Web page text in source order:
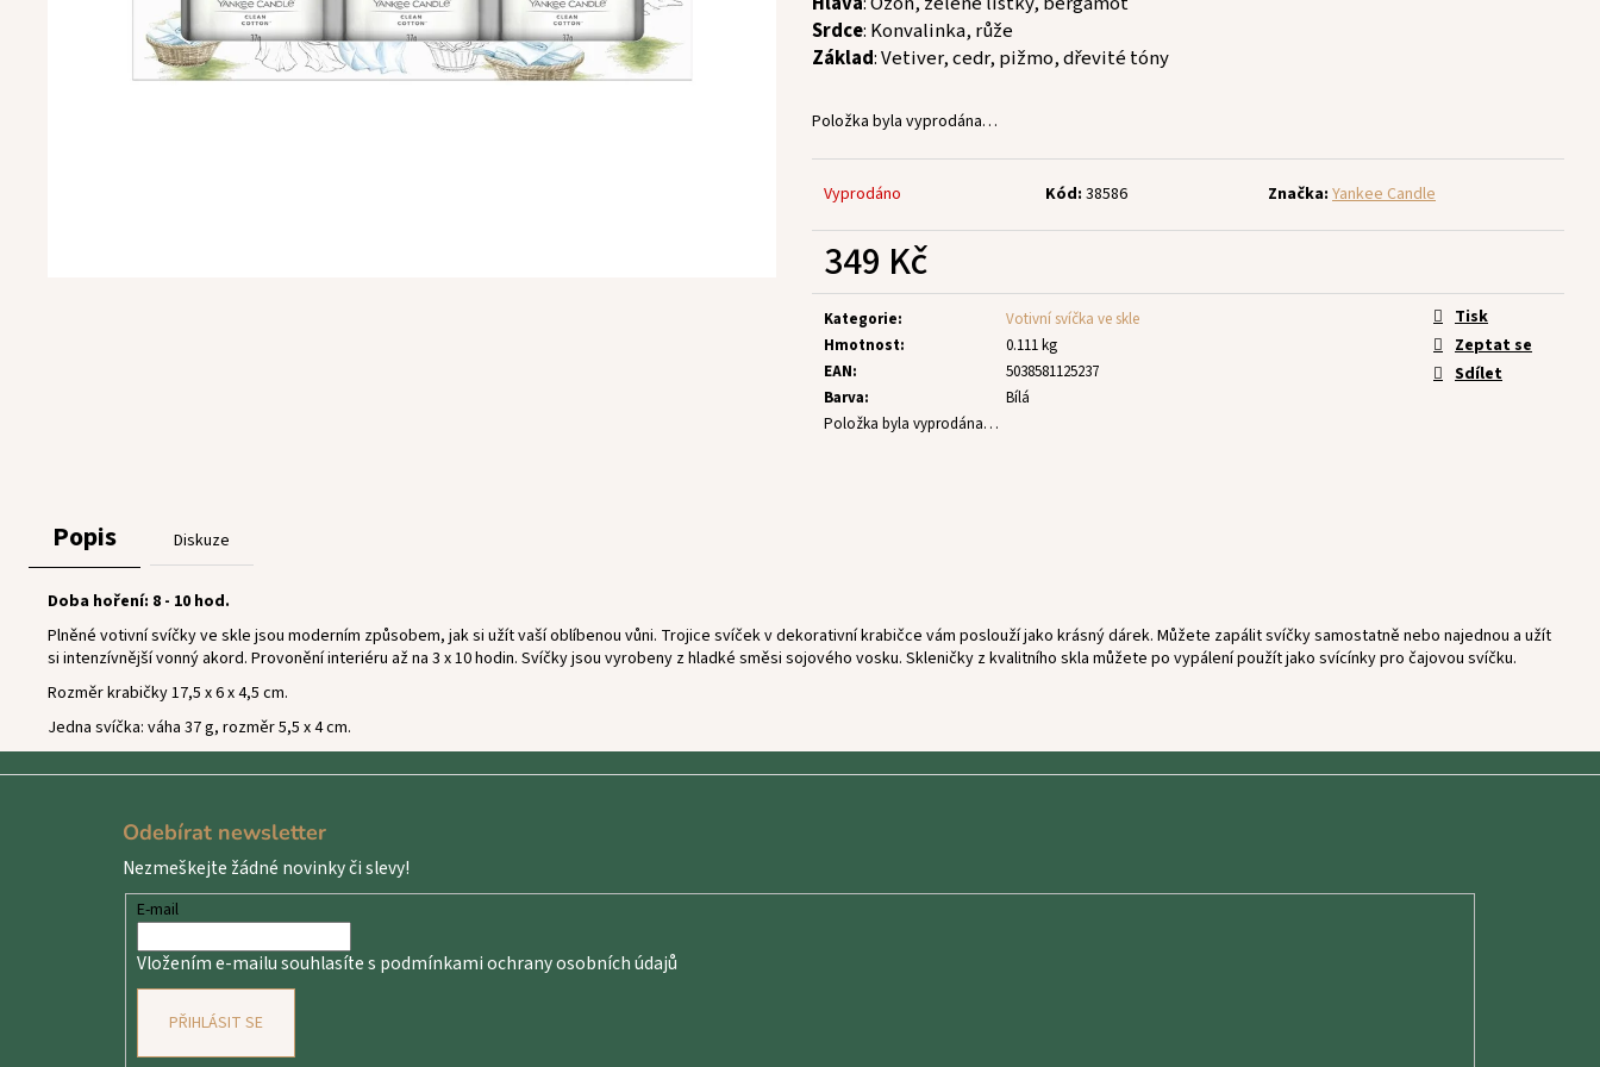
Srdce: Konvalinka, růže
Základ: Vetiver, cedr, pižmo, dřevité tóny
Položka byla vyprodána…
Vyprodáno Kód: 38586 Značka: Yankee Candle
349 Kč
Měrná
cena:
Kategorie:
Votivní svíčka ve skle
Hmotnost:
0.111 kg
EAN:
5038581125237
Barva:
Bílá
Položka byla vyprodána…
Tisk
Zeptat se
Sdílet
Popis Diskuze
Doba hoření: 8 - 10 hod.
Plněné votivní svíčky ve skle jsou moderním způsobem, jak si užít vaší oblíbenou vůni. Trojice svíček v dekorativní krabičce vám poslouží jako krásný dárek. Můžete zapálit svíčky samostatně nebo najednou a užít
si intenzívnější vonný akord. Provonění interiéru až na 3 x 10 hodin. Svíčky jsou vyrobeny z hladké směsi sojového vosku. Skleničky z kvalitního skla můžete po vypálení použít jako svícínky pro čajovou svíčku.
Rozměr krabičky 17,5 x 6 x 4,5 cm.
Jedna svíčka: váha 37 g, rozměr 5,5 x 4 cm.
Odebírat newsletter
Nezmeškejte žádné novinky či slevy!
E-mail
Vložením e-mailu souhlasíte s podmínkami ochrany osobních údajů
PŘIHLÁSIT SE